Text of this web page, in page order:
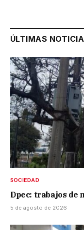
ÚLTIMAS
SOCIEDAD
Dpec: trabajos de
5 de agosto de 2026